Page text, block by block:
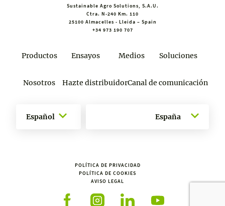
Sustainable Agro Solutions, S.A.U.
Ctra. N-240 Km. 110
25100 Almacelles - Lleida – Spain
+34 973 190 707
Productos Ensayos Medios Soluciones
Nosotros Hazte distribuidorCanal de comunicación
Español España
POLÍTICA DE PRIVACIDAD
POLÍTICA DE COOKIES
AVISO LEGAL